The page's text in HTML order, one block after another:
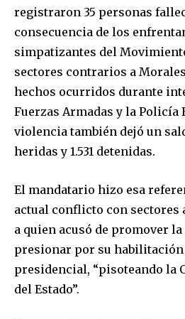
registraron 35 personas
consecuencia de los
simpatizantes del
sectores contrarios a
hechos ocurridos durante
Fuerzas Armadas y la Policía
violencia también dejó un
heridas y 1.531 detenidas.
El mandatario hizo esa
actual conflicto con sectores
a quien acusó de promover
presionar por su habilitación
presidencial, “pisoteando la
del Estado”.